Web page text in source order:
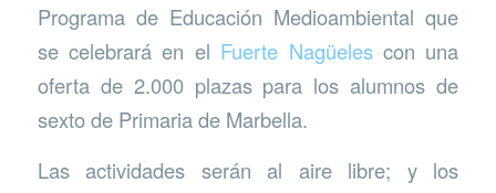
Programa de Educación Medioambiental que
se celebrará en el Fuerte Nagüelescon una
oferta de 2.000 plazas para los alumnos de
sexto de Primaria de Marbella.
Las actividades serán al aire libre; y los